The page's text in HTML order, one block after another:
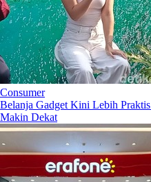
Consumer
Belanja Gadget Kini Lebih
Makin Dekat